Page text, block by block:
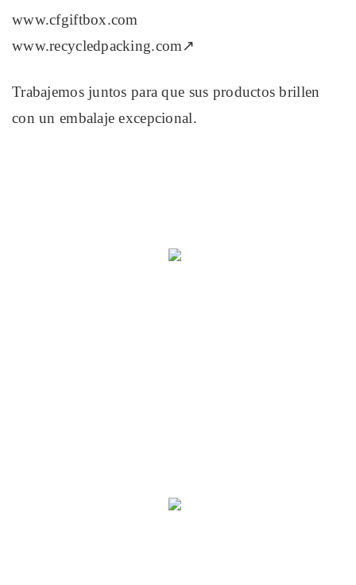
www.cfgiftbox.com
www.recycledpacking.com↗
Trabajemos juntos para que sus productos brillen
con un embalaje excepcional.